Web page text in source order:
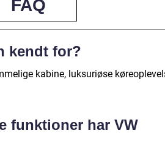
FAQ
kendt for?
kabine, luksuriøse
funktioner har VW